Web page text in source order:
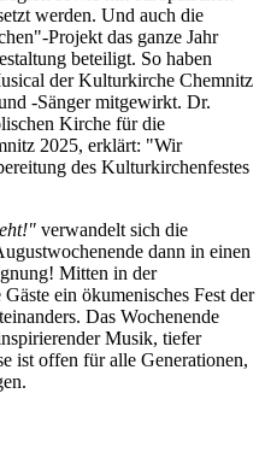
werden. Und auch die
Projekt das ganze Jahr
beteiligt. So haben
der Kulturkirche Chemnitz
-Sänger mitgewirkt. Dr.
Kirche für die
2025, erklärt: "Wir
des Kulturkirchenfestes
verwandelt sich die
dann in einen
Mitten in der
ein ökumenisches Fest der
Das Wochenende
Musik, tiefer
ist offen für alle Generationen,